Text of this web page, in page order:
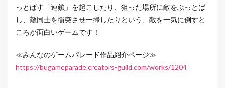
っとばす「連鎖」を起こしたり、狙った場所に敵をぶっとば
し、敵同士を衝突させ一掃したりという、敵を一気に倒すと
ころが面白いゲームです！
≪みんなのゲームパレード作品紹介ページ≫
https://bugameparade.creators-guild.com/works/1204